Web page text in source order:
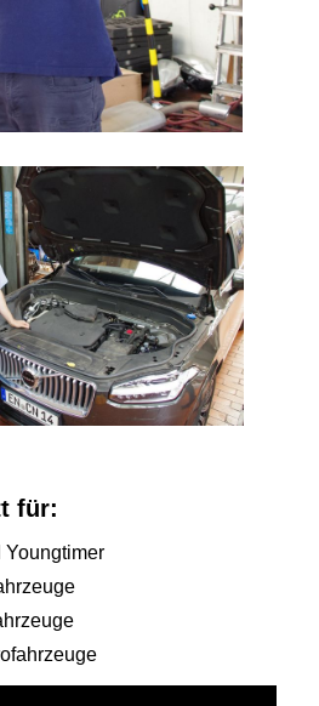
für:
Youngtimer